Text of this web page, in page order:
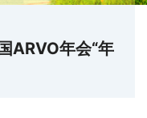
ARVO年会“年